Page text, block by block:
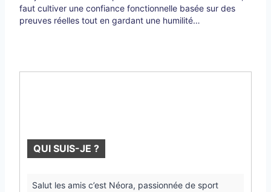
faut cultiver une confiance fonctionnelle basée sur des
preuves réelles tout en gardant une humilité…
QUI SUIS-JE ?
Salut les amis c’est Néora, passionnée de sport